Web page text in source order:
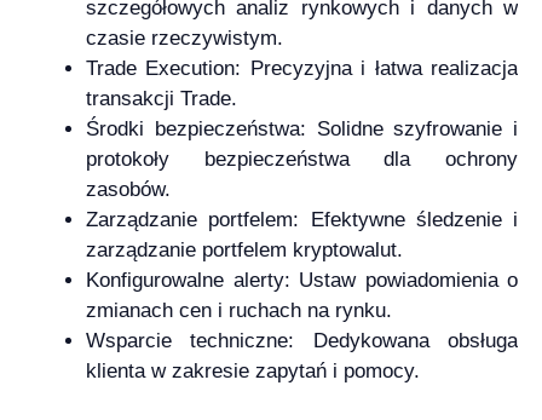
szczegółowych analiz rynkowych i danych w
czasie rzeczywistym.
Trade Execution: Precyzyjna i łatwa realizacja
transakcji Trade.
Środki bezpieczeństwa: Solidne szyfrowanie i
protokoły bezpieczeństwa dla ochrony
zasobów.
Zarządzanie portfelem: Efektywne śledzenie i
zarządzanie portfelem kryptowalut.
Konfigurowalne alerty: Ustaw powiadomienia o
zmianach cen i ruchach na rynku.
Wsparcie techniczne: Dedykowana obsługa
klienta w zakresie zapytań i pomocy.